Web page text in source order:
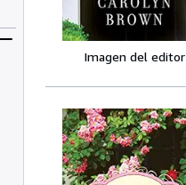
Imagen del editor